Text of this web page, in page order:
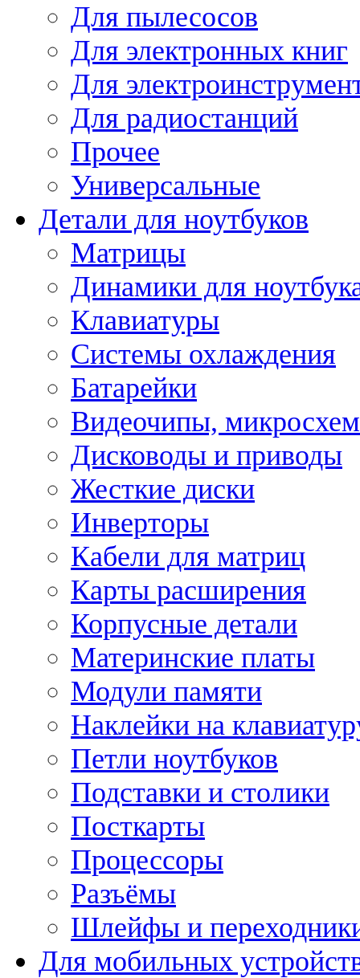
Для пылесосов
Для электронных книг
Для
Для радиостанций
Прочее
Универсальные
Детали для ноутбуков
Матрицы
Динамики для
Клавиатуры
Системы охлаждения
Батарейки
Видеочипы,
Дисководы и приводы
Жесткие диски
Инверторы
Кабели для матриц
Карты расширения
Корпусные детали
Материнские платы
Модули памяти
Наклейки на
Петли ноутбуков
Подставки и столики
Посткарты
Процессоры
Разъёмы
Шлейфы и
Для мобильных